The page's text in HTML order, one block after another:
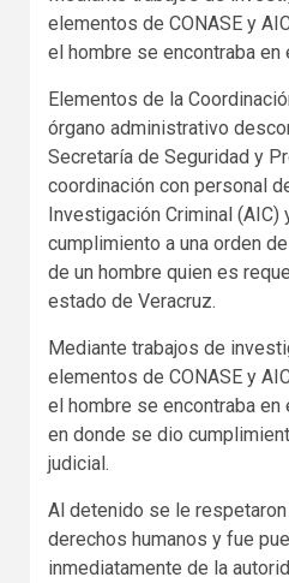
elementos de CONASE y
el hombre se encontraba
Elementos de la
órgano administrativo
Secretaría de Seguridad y
coordinación con personal
Investigación Criminal (AIC)
cumplimiento a una orden
de un hombre quien es
estado de Veracruz.
Mediante trabajos de
elementos de CONASE y
el hombre se encontraba
en donde se dio
judicial.
Al detenido se le
derechos humanos y fue
inmediatamente de la